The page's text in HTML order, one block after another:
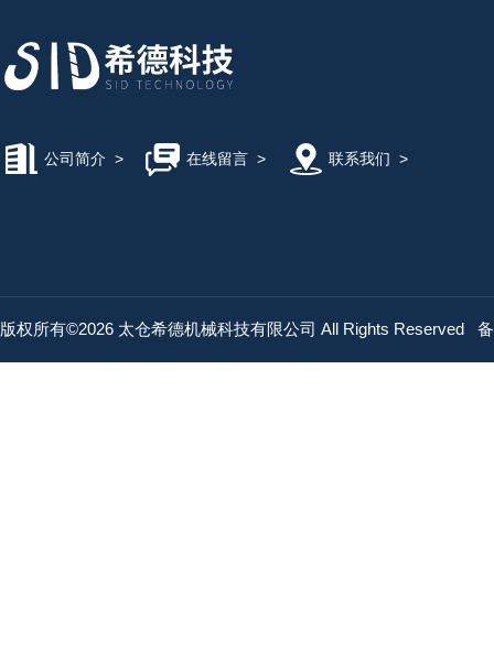
公司简介 > 在线留言> 联系我们 >
版权所有©2026 太仓希德机械科技有限公司 All Rights Reserved